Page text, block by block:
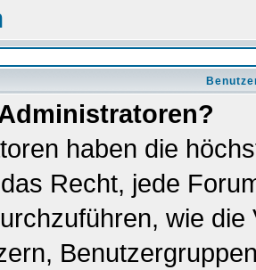
haben die
Recht, jede
wie